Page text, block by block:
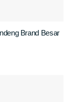
Brand Besar